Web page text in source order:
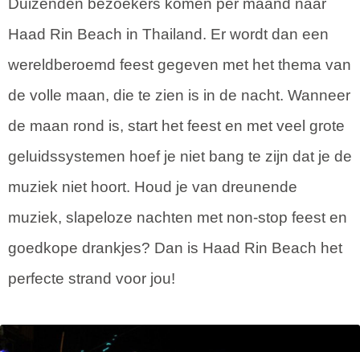
Duizenden bezoekers komen per maand naar
Haad Rin Beach in Thailand. Er wordt dan een
wereldberoemd feest gegeven met het thema van
de volle maan, die te zien is in de nacht. Wanneer
de maan rond is, start het feest en met veel grote
geluidssystemen hoef je niet bang te zijn dat je de
muziek niet hoort. Houd je van dreunende
muziek, slapeloze nachten met non-stop feest en
goedkope drankjes? Dan is Haad Rin Beach het
perfecte strand voor jou!